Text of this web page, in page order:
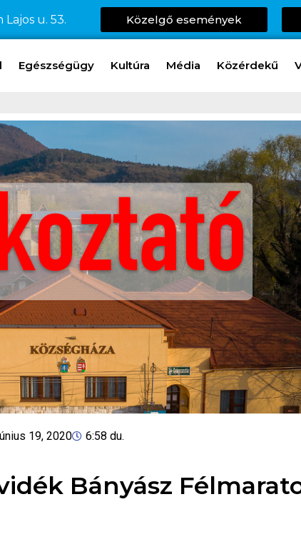
Lajos u. 53. Közelgő események
Egészségügy Kultúra Média Közérdekű
19, 2020 6:58 du.
Bányász